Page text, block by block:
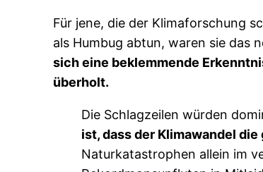
Für jene, die der Klimaforschung
als Humbug abtun, waren sie das
sich eine beklemmende
überholt.
Die Schlagzeilen würden
ist, dass der Klimawandel
Naturkatastrophen allein im